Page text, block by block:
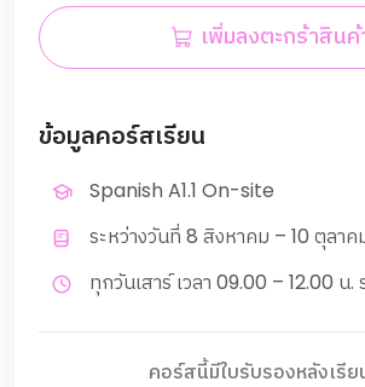
เพิ่มลงตะกร้าสินค้
ข้อมูลคอร์สเรียน
Spanish A1.1 On-site
ระหว่างวันที่ 8 สิงหาคม – 10 ตุลา
ทุกวันเสาร์ เวลา 09.00 – 12.00 น.
คอร์สนี้มีใบรับรองหลังเรีย